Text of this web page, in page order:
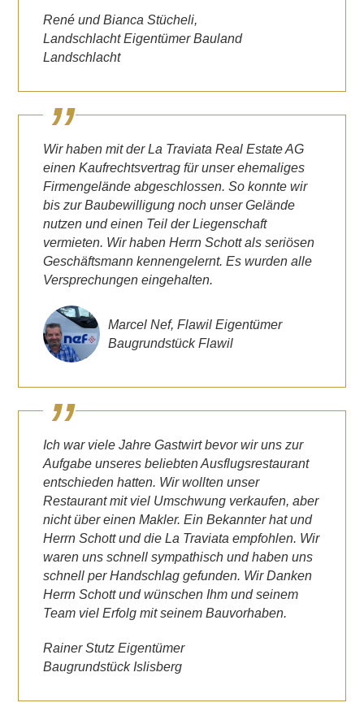
René und Bianca Stücheli,
Landschlacht Eigentümer Bauland
Landschlacht
Wir haben mit der La Traviata Real Estate AG
einen Kaufrechtsvertrag für unser ehemaliges
Firmengelände abgeschlossen. So konnte wir
bis zur Baubewilligung noch unser Gelände
nutzen und einen Teil der Liegenschaft
vermieten. Wir haben Herrn Schott als seriösen
Geschäftsmann kennengelernt. Es wurden alle
Versprechungen eingehalten.
Marcel Nef, Flawil Eigentümer
Baugrundstück Flawil
Ich war viele Jahre Gastwirt bevor wir uns zur
Aufgabe unseres beliebten Ausflugsrestaurant
entschieden hatten. Wir wollten unser
Restaurant mit viel Umschwung verkaufen, aber
nicht über einen Makler. Ein Bekannter hat und
Herrn Schott und die La Traviata empfohlen. Wir
waren uns schnell sympathisch und haben uns
schnell per Handschlag gefunden. Wir Danken
Herrn Schott und wünschen Ihm und seinem
Team viel Erfolg mit seinem Bauvorhaben.
Rainer Stutz Eigentümer
Baugrundstück Islisberg